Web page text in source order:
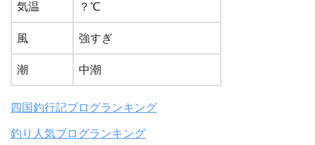
気温 ？℃
風 強すぎ
潮 中潮
四国釣行記ブログランキング
釣り人気ブログランキング